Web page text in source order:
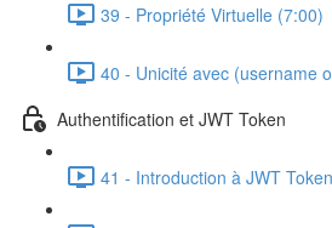
39 - Propriété Virtuelle (7:00)
40 - Unicité avec (username
Authentification et JWT Token
41 - Introduction à JWT